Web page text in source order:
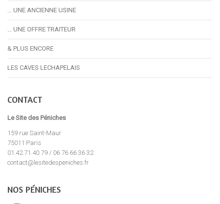
… UNE ANCIENNE USINE
… UNE OFFRE TRAITEUR
& PLUS ENCORE
LES CAVES LECHAPELAIS
CONTACT
Le Site des Péniches
159 rue Saint-Maur
75011 Paris
01.42.71.40.79 / 06 76 66 36 32
contact@lesitedespeniches.fr
NOS PÉNICHES